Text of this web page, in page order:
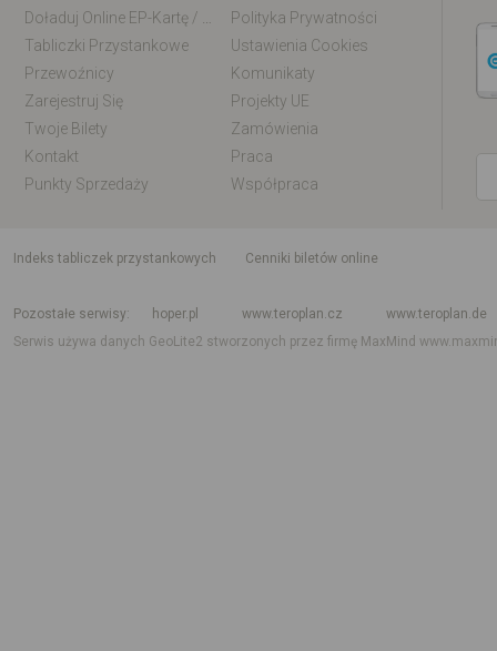
Polityka Prywatności
Tabliczki Przystankowe
Ustawienia Cookies
Przewoźnicy
Komunikaty
Zarejestruj Się
Projekty UE
Twoje Bilety
Zamówienia
Kontakt
Praca
Punkty Sprzedaży
Współpraca
indeks tabliczek przystankowych
Cenniki biletów online
Pozostałe serwisy
hoper.pl www.teroplan.cz
www.teroplan.de
Serwis używa danych GeoLite2 stworzonych przez firmę MaxMind